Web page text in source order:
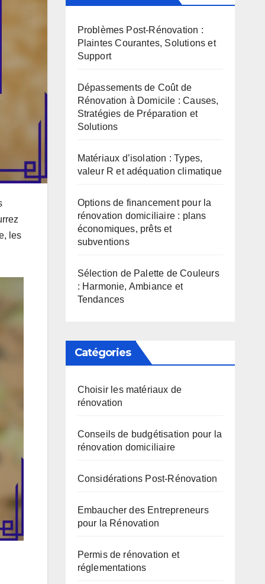
les
Problèmes Post-Rénovation :
Plaintes Courantes, Solutions et
Support
Dépassements de Coût de
Rénovation à Domicile : Causes,
Stratégies de Préparation et
Solutions
Matériaux d’isolation : Types,
valeur R et adéquation climatique
Options de financement pour la
rénovation domiciliaire : plans
économiques, prêts et
subventions
Sélection de Palette de Couleurs
: Harmonie, Ambiance et
Tendances
Catégories
Choisir les matériaux de
rénovation
Conseils de budgétisation pour la
rénovation domiciliaire
Considérations Post-Rénovation
Embaucher des Entrepreneurs
pour la Rénovation
Permis de rénovation et
réglementations